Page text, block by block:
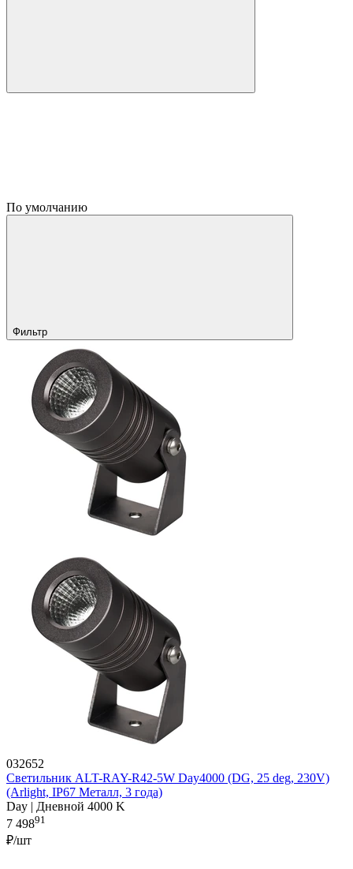
По умолчанию
Фильтр
032652
Светильник ALT-RAY-R42-5W Day4000 (DG, 25 deg, 230V)
(Arlight, IP67 Металл, 3 года)
Day | Дневной 4000 K
7 49891
₽/шт